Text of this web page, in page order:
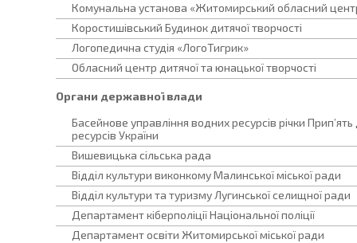
Комунальна установа «Житомирський обласний
Коростишівський Будинок дитячої творчості
Логопедична студія «ЛогоТигрик»
Обласний центр дитячої та юнацької творчості
Органи державної влади
Басейнове управління водних ресурсів річки
ресурсів України
Вишевицька сільська рада
Відділ культури виконкому Малинської міської ради
Відділ культури та туризму Лугинської селищної ради
Департамент кіберполіції Національної поліції
Департамент освіти Житомирської міської ради